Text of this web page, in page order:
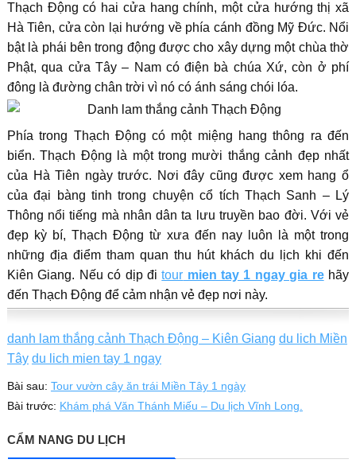
Thạch Động có hai cửa hang chính, một cửa hướng thị xã
Hà Tiên, cửa còn lại hướng về phía cánh đồng Mỹ Đức. Nổi
bật là phái bên trong động được cho xây dựng một chùa thờ
Phật, qua cửa Tây – Nam có điện bà chúa Xứ, còn ở phí
đông là đường chân trời vì nó có ánh sáng chói lóa.
Phía trong Thạch Động có một miệng hang thông ra đến
biển. Thạch Động là một trong mười thắng cảnh đẹp nhất
của Hà Tiên ngày trước. Nơi đây cũng được xem hang ổ
của đại bàng tinh trong chuyện cổ tích Thạch Sanh – Lý
Thông nổi tiếng mà nhân dân ta lưu truyền bao đời. Với vẻ
đẹp kỳ bí, Thạch Động từ xưa đến nay luôn là một trong
những địa điểm tham quan thu hút khách du lịch khi đến
Kiên Giang. Nếu có dịp đitour mien tay 1 ngay gia rehãy
đến Thạch Động để cảm nhận vẻ đẹp nơi này.
danh lam thắng cảnh Thạch Động – Kiên Giang du lich Miền
Tây du lich mien tay 1 ngay
Bài sau: Tour vườn cây ăn trái Miền Tây 1 ngày
Bài trước: Khám phá Văn Thánh Miếu – Du lịch Vĩnh Long.
CẨM NANG DU LỊCH